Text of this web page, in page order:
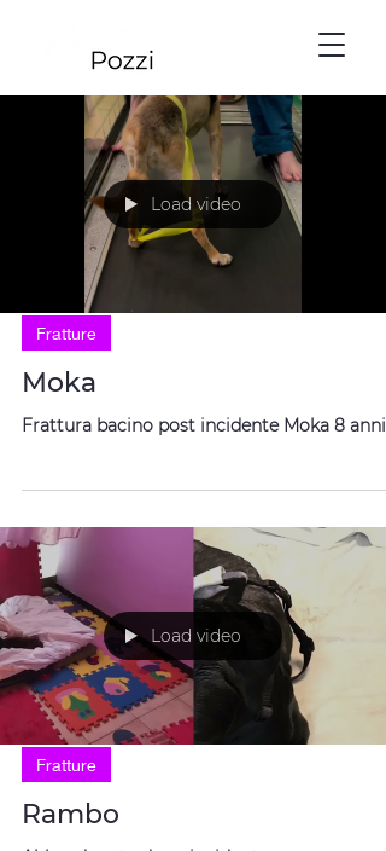
Load video
Fratture
Moka
Frattura bacino post incidente Moka 8 anni
Load video
Fratture
Rambo